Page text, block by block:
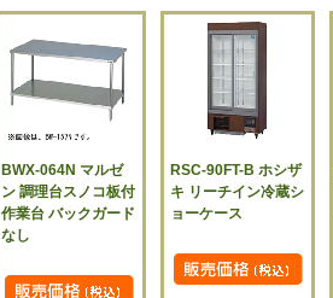
BWX-064N マルゼ
ン 調理台スノコ板付
作業台 バックガード
なし
RSC-90FT-B ホシザ
キ リーチイン冷蔵シ
ョーケース